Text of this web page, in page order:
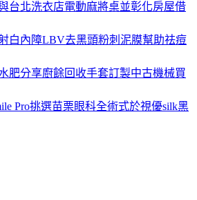
台北洗衣店電動麻將桌並彰化房屋借
白內障LBV去黑頭粉刺泥膜幫助祛痘
肥分享廚餘回收手套訂製中古機械買
Pro挑選苗栗眼科全術式於視優silk黑